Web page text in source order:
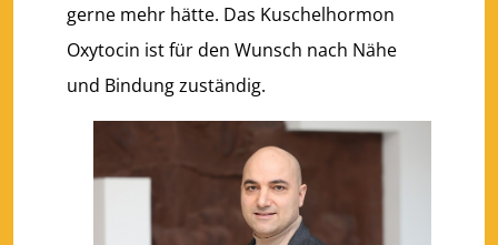
gerne mehr hätte. Das Kuschelhormon
Oxytocin ist für den Wunsch nach Nähe
und Bindung zuständig.